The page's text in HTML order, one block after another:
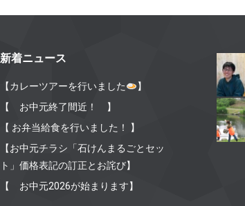
新着ニュース
【カレーツアーを行いました
】
【 お中元終了間近！ 】
【 お弁当給食を行いました！ 】
【お中元チラシ「石けんまるごとセッ
ト」価格表記の訂正とお詫び】
【 お中元2026が始まります】